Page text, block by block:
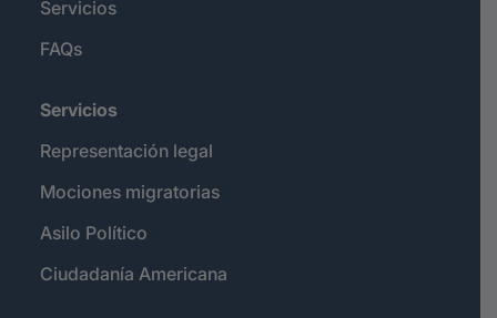
Servicios
FAQs
Servicios
Representación legal
Mociones migratorias
Asilo Político
Ciudadanía Americana